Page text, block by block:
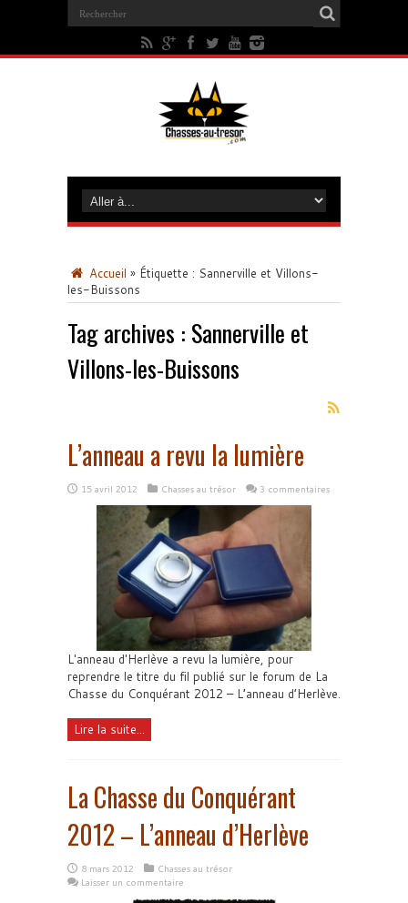
Accueil » Étiquette : Sannerville et Villons-
les-Buissons
Tag archives : Sannerville et
Villons-les-Buissons
L’anneau a revu la lumière
15 avril 2012 Chasses au trésor 3 commentaires
L'anneau d'Herlève a revu la lumière, pour
reprendre le titre du fil publié sur le forum de La
Chasse du Conquérant 2012 – L’anneau d’Herlève.
Lire la suite...
La Chasse du Conquérant
2012 – L’anneau d’Herlève
8 mars 2012
Chasses au trésor
Laisser un commentaire